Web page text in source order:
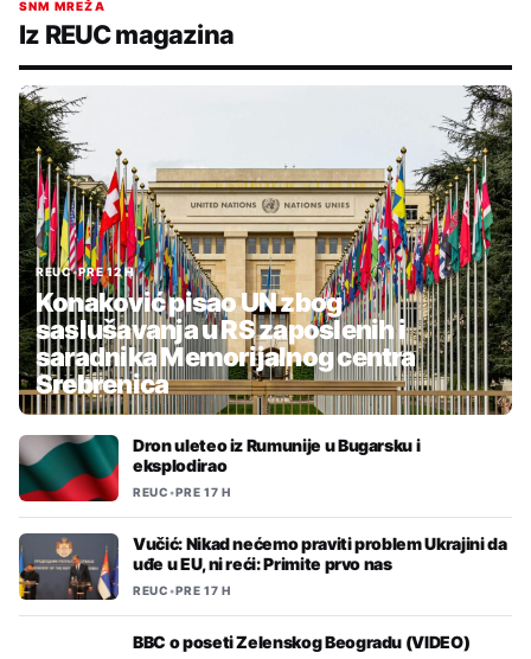
SNM MREŽA
Iz REUC magazina
REUC•PRE 12 H
Konaković pisao UN zbog
saslušavanja u RS zaposlenih i
saradnika Memorijalnog centra
Srebrenica
Dron uleteo iz Rumunije u Bugarsku i
eksplodirao
REUC•PRE 17 H
Vučić: Nikad nećemo praviti problem Ukrajini da
uđe u EU, ni reći: Primite prvo nas
REUC•PRE 17 H
BBC o poseti Zelenskog Beogradu (VIDEO)